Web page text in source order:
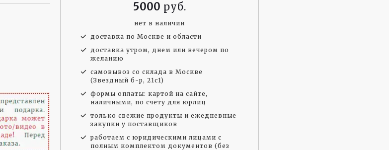
5000
нет в наличии
доставка по Москве и области
доставка утром, днем или вечером по
желанию
самовывоз со склада в Москве
(Звездный б-р, 21с1)
формы оплаты: картой на сайте,
наличными, по счету для юрлиц
только свежие продукты и ежедневные
закупки у поставщиков
работаем с юридическими лицами с
полным комплектом документов (без